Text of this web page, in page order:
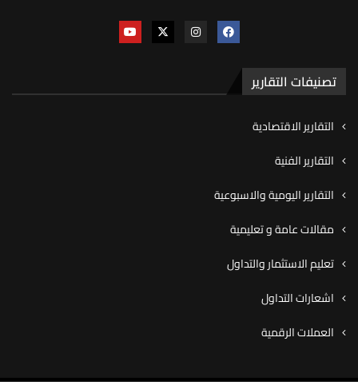
تصنيفات التقارير
التقارير الاقتصادية
التقارير الفنية
التقارير اليومية والاسبوعية
مقالات عامة و تعليمية
تعليم الاستثمار والتداول
اشعارات التداول
العملات الرقمية